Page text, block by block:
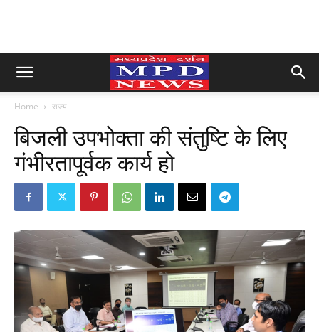
Home राज्य
बिजली उपभोक्ता की संतुष्टि के लिए
गंभीरतापूर्वक कार्य हो